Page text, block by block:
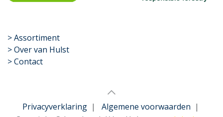
​>Assortiment
> Over van Hulst
> Contact
Privacyverklaring| Algemene voorwaarden |